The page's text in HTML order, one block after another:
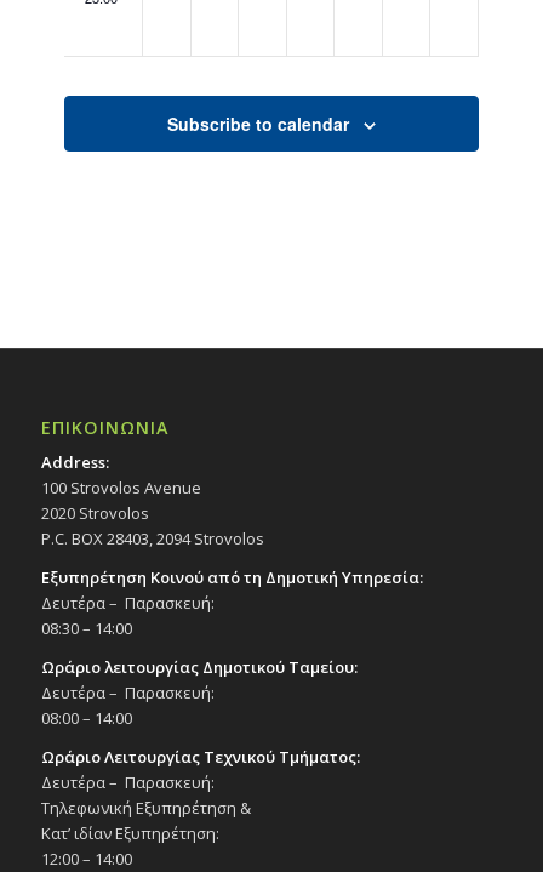
Subscribe to calendar
ΕΠΙΚΟΙΝΩΝΙΑ
Address:
100 Strovolos Avenue
2020 Strovolos
P.C. BOX 28403, 2094 Strovolos
Εξυπηρέτηση Κοινού από τη Δημοτική Υπηρεσία:
Δευτέρα – Παρασκευή:
08:30 – 14:00
Ωράριο λειτουργίας Δημοτικού Ταμείου:
Δευτέρα – Παρασκευή:
08:00 – 14:00
Ωράριο Λειτουργίας Τεχνικού Τμήματος:
Δευτέρα – Παρασκευή:
Τηλεφωνική Εξυπηρέτηση &
Κατ’ ιδίαν Εξυπηρέτηση:
12:00 – 14:00